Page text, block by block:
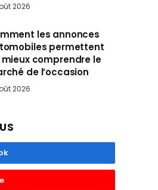
2026
les annonces
permettent
comprendre le
de l’occasion
2026